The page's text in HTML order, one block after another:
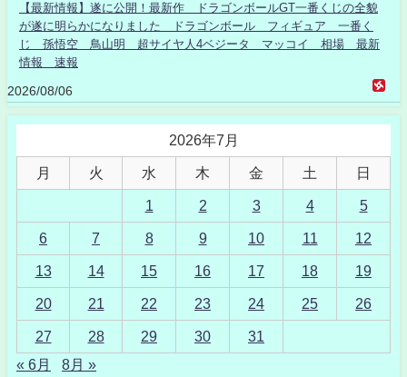
【最新情報】遂に公開！最新作 ドラゴンボールGT一番くじの全貌
が遂に明らかになりました ドラゴンボール フィギュア 一番く
じ 孫悟空 鳥山明 超サイヤ人4ベジータ マッコイ 相場 最新
情報 速報
2026/08/06
2026年7月
月 火 水 木 金 土 日
1 2 3 4 5
6 7 8 9 10 11 12
13 14 15 16 17 18 19
20 21 22 23 24 25 26
27 28 29 30
31
« 6月
8月 »